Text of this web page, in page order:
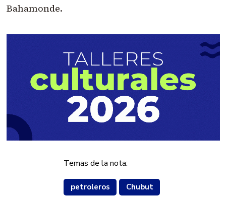
Bahamonde.
Temas de la nota:
petroleros Chubut